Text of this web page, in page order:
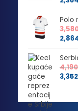
Polo